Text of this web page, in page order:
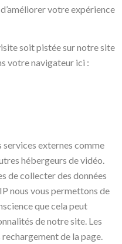
votre expérience
soit pistée sur notre site
votre navigateur ici :
externes comme
hébergeurs de vidéo.
de collecter des données
nous vous permettons de
que cela peut
de notre site. Les
de la page.